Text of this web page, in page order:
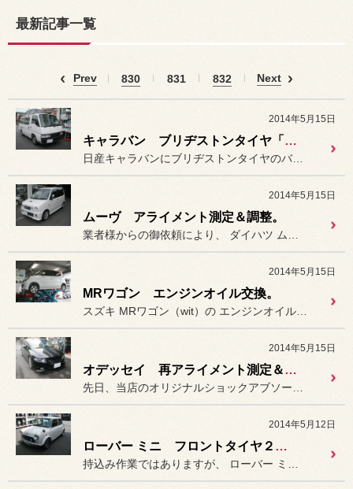
最新記事一覧
Prev 830 831 832 Next
2014年5月15日
キャラバン ブリヂストンタイヤ「エコピア R680」装着。
日産キャラバンにブリヂストンタイヤのバン用タイヤ
2014年5月15日
ムーヴ アライメント測定＆調整。
2014年5月15日
MRワゴン エンジンオイル交換。
2014年5月15日
オデッセイ 再アライメント測定＆調整。
2014年5月12日
ローバー ミニ フロントタイヤ２本組替え（持込み）